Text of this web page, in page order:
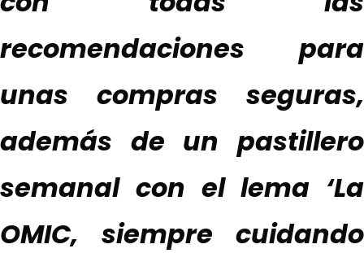
recomendaciones para
unas compras seguras,
además de un pastillero
semanal con el lema ‘La
OMIC, siempre cuidando